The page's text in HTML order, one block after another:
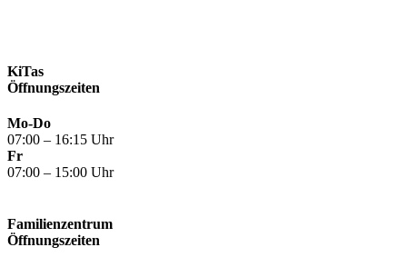
KiTas
Öffnungszeiten
Mo-Do
07:00 – 16:15 Uhr
Fr
07:00 – 15:00 Uhr
Familienzentrum
Öffnungszeiten